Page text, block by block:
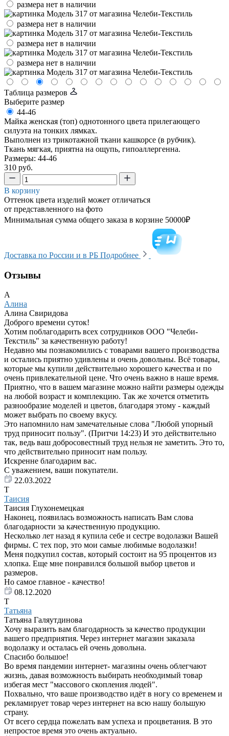
размера нет в наличии
размера нет в наличии
размера нет в наличии
размера нет в наличии
Таблица размеров
Выберите размер
44-46
Майка женская (топ) однотонного цвета прилегающего
силуэта на тонких лямках.
Выполнен из трикотажной ткани кашкорсе (в рубчик).
Ткань мягкая, приятна на ощупь, гипоаллергенна.
Размеры: 44-46
310 руб.
В корзину
Оттенок цвета изделий может отличаться
от представленного на фото
Минимальная сумма общего заказа в корзине 50000₽
Доставка по России и в РБ Подробнее
Отзывы
А
Алина
Алина Свиридова
Доброго времени суток!
Хотим поблагодарить всех сотрудников ООО "Челеби-
Текстиль" за качественную работу!
Недавно мы познакомились с товарами вашего производства
и остались приятно удивлены и очень довольны. Всё товары,
которые мы купили действительно хорошего качества и по
очень привлекательной цене. Что очень важно в наше время.
Приятно, что в вашем магазине можно найти размеры одежды
на любой возраст и комплекцию. Так же хочется отметить
разнообразие моделей и цветов, благодаря этому - каждый
может выбрать по своему вкусу.
Это напомнило нам замечательные слова "Любой упорный
труд приносит пользу". (Притчи 14:23) И это действительно
так, ведь ваш добросовестный труд нельзя не заметить. Это то,
что действительно приносит нам пользу.
Искренне благодарим вас.
С уважением, ваши покупатели.
22.03.2022
Т
Таисия
Таисия Глухонемецкая
Наконец, появилась возможность написать Вам слова
благодарности за качественную продукцию.
Несколько лет назад я купила себе и сестре водолазки Вашей
фирмы. С тех пор, это мои самые любимые водолазки!
Меня подкупил состав, который состоит на 95 процентов из
хлопка. Еще мне понравился большой выбор цветов и
размеров.
Но самое главное - качество!
08.12.2020
Т
Татьяна
Татьяна Галяутдинова
Хочу выразить вам благодарность за качество продукции
вашего предприятия. Через интернет магазин заказала
водолазку и осталась ей очень довольна.
Спасибо большое!
Во время пандемии интернет- магазины очень облегчают
жизнь, давая возможность выбирать необходимый товар
избегая мест "массового скопления людей".
Похвально, что ваше производство идёт в ногу со временем и
рекламирует товар через интернет на всю нашу большую
страну.
От всего сердца пожелать вам успеха и процветания. В это
непростое время это очень актуально.